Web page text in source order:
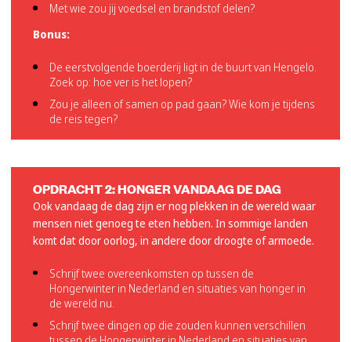
Met wie zou jij voedsel en brandstof delen?
Bonus:
De eerstvolgende boerderij ligt in de buurt van Hengelo.
Zoek op: hoe ver is het lopen?
Zou je alleen of samen op pad gaan? Wie kom je tijdens
de reis tegen?
OPDRACHT 2: HONGER VANDAAG DE DAG
Ook vandaag de dag zijn er nog plekken in de wereld waar
mensen niet genoeg te eten hebben. In sommige landen
komt dat door oorlog, in andere door droogte of armoede.
Schrijf twee overeenkomsten op tussen de
Hongerwinter in Nederland en situaties van honger in
de wereld nu.
Schrijf twee dingen op die zouden kunnen verschillen